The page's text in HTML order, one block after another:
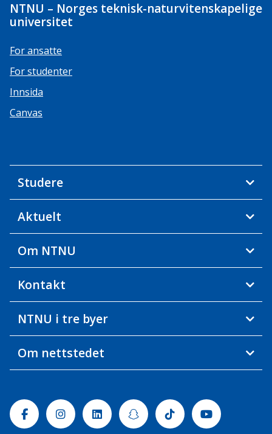
NTNU – Norges teknisk-naturvitenskapelige
universitet
For ansatte
For studenter
Innsida
Canvas
Studere
Aktuelt
Om NTNU
Kontakt
NTNU i tre byer
Om nettstedet
FacebookInstagramLinkedinSnapchatTiktok Youtube